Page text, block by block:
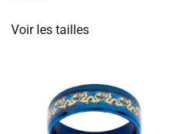
Voir les tailles